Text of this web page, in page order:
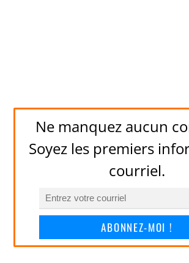
Ne manquez aucun
Soyez les premiers
courriel.
ABONNEZ-MOI !